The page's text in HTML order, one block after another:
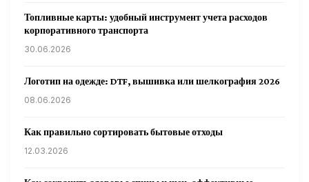
Топливные карты: удобный инструмент учета расходов
корпоративного транспорта
30.06.2026
Логотип на одежде: DTF, вышивка или шелкография 2026
08.06.2026
Как правильно сортировать бытовые отходы
12.03.2026